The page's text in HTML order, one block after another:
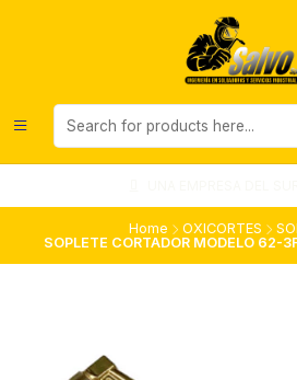
Home OXICORTES
SOPLETE CORTADOR MODELO 62-